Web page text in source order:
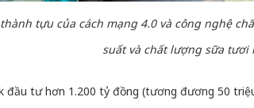
tựu của cách mạng 4.0 và công nghệ
suất và chất lượng sữa tươi
đầu tư hơn 1.200 tỷ đồng (tương đương 50